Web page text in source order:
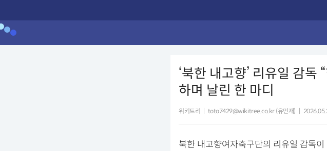
‘북한 내고향’ 리유일 감
하며 날린 한 마디
위키트리 toto7429@wikitree.co.kr (유민재)
북한 내고향여자축구단의 리유일 감독